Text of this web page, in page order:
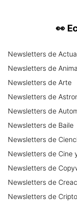
👀
Newsletters de
Newsletters de
Newsletters de Arte
Newsletters de
Newsletters de
Newsletters de Baile
Newsletters de
Newsletters de Cine
Newsletters de
Newsletters de
Newsletters de